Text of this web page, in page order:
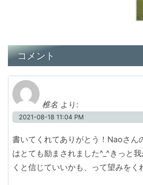
コメント
椎名 より:
2021-08-18 11:04 PM
書いてくれてありがとう！Naoさん
はとても励まされました^_^きっと
くと信じていいかも、って望みをく